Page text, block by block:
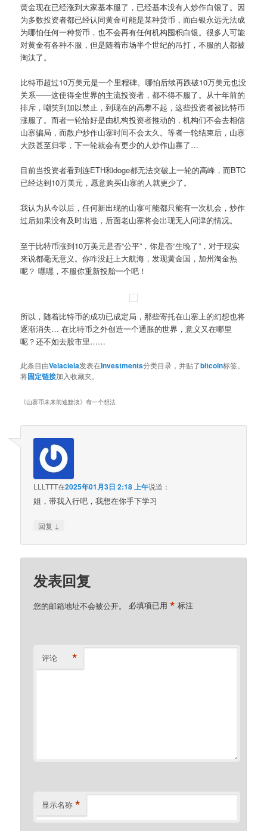
黄金现在已经涨到大家基本服了，已经基本没有人炒作白银了。因
为多数投资者都已经认同黄金可能是某种货币，而白银永远无法成
为哪怕任何一种货币，也不会再有任何机构囤积白银。很多人可能
对黄金有各种不服，但是随着市场半个世纪的吊打，不服的人都被
淘汰了。
比特币超过10万美元是一个里程碑。哪怕后续再跌破10万美元也没
关系——这使得全世界的主流投资者，都不得不服了。从十年前的
排斥，嘲笑到加以禁止，到现在的高攀不起，这些投资者被比特币
涨服了。而者一轮恰好是由机构投资者推动的，机构们不会去相信
山寨骗局，而散户炒作山寨时间不会太久。等者一轮结束后，山寨
大跌甚至归零，下一轮就会有更少的人炒作山寨了…
目前当投资者看到连ETH和doge都无法突破上一轮的高峰，而BTC
已经达到10万美元，愿意购买山寨的人就更少了。
我认为从今以后，任何新出现的山寨可能都只能有一次机会，炒作
过后如果没有及时出逃，后面老山寨将会出现无人问津的情况。
至于比特币涨到10万美元是否“公平”，你是否“生晚了”，对于现实
来说都毫无意义。你咋没赶上大航海，发现黄金国，加州淘金热
呢？ 嘿嘿，不服你重新投胎一个吧！
所以，随着比特币的成功已成定局，那些寄托在山寨上的幻想也将
逐渐消失… 在比特币之外创造一个通胀的世界，意义又在哪里
呢？还不如去股市里……
此条目由Velaciela发表在Investments分类目录，并贴了bitcoin标签。
将固定链接加入收藏夹。
《山寨币未来前途黯淡》有一个想法
LLLTTT在2025年01月3日 2:18 上午说道：
姐，带我入行吧，我想在你手下学习
回复 ↓
发表回复
您的邮箱地址不会被公开。 必填项已用* 标注
评论 *
显示名称 *